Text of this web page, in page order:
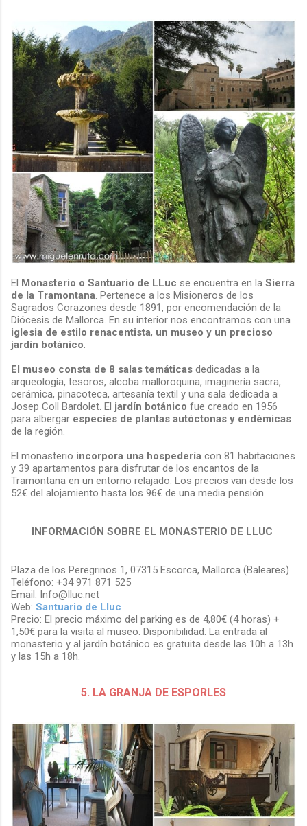
El Monasterio o Santuario de LLuc se encuentra en la Sierra
de la Tramontana. Pertenece a los Misioneros de los
Sagrados Corazones desde 1891, por encomendación de la
Diócesis de Mallorca. En su interior nos encontramos con una
iglesia de estilo renacentista, un museo y un precioso
jardín botánico.
El museo consta de 8 salas temáticas dedicadas a la
arqueología, tesoros, alcoba malloroquina, imaginería sacra,
cerámica, pinacoteca, artesanía textil y una sala dedicada a
Josep Coll Bardolet. El jardín botánico fue creado en 1956
para albergar especies de plantas autóctonas y endémicas
de la región.
El monasterio incorpora una hospedería con 81 habitaciones
y 39 apartamentos para disfrutar de los encantos de la
Tramontana en un entorno relajado. Los precios van desde los
52€ del alojamiento hasta los 96€ de una media pensión.
INFORMACIÓN SOBRE EL MONASTERIO DE LLUC
Plaza de los Peregrinos 1, 07315 Escorca, Mallorca (Baleares)
Teléfono: +34 971 871 525
Email: Info@lluc.net
Web: Santuario de Lluc
Precio: El precio máximo del parking es de 4,80€ (4 horas) +
1,50€ para la visita al museo. Disponibilidad: La entrada al
monasterio y al jardín botánico es gratuita desde las 10h a 13h
y las 15h a 18h.
5. LA GRANJA DE ESPORLES